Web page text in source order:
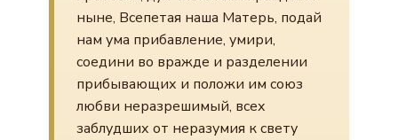
ныне, Всепетая наша Матерь, подай
нам ума прибавление, умири,
соедини во вражде и разделении
прибывающих и положи им союз
любви неразрешимый, всех
заблудших от неразумия к свету